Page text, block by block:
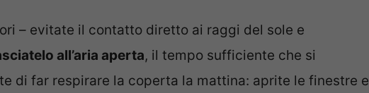
– evitate il contatto diretto ai raggi del sole e
all’aria aperta, il tempo sufficiente che si
di far respirare la coperta la mattina: aprite le finestre e